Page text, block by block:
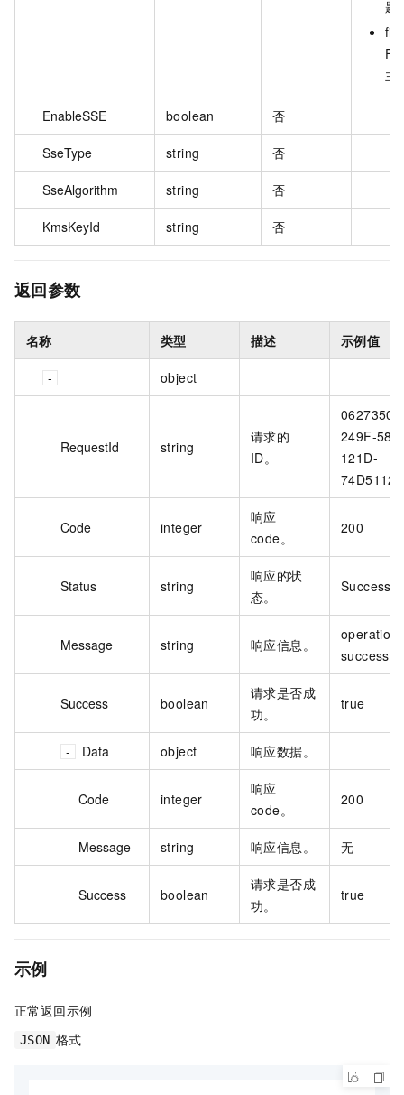
题
主
EnableSSE boolean 否
SseType string 否
SseAlgorithm string 否
KmsKeyId string 否
返回参数
名称 类型 描述 示例值
object
RequestId string
请求的
ID。
249F-
121D-
Code integer
响应
code。
200
Status string
响应的状
态。
Success
Message string 响应信息。
operation
success
Success boolean
请求是否成
功。
true
Data object 响应数据。
Code integer
响应
code。
200
Message string 响应信息。 无
Success boolean
请求是否成
功。
true
示例
正常返回示例
JSON 格式